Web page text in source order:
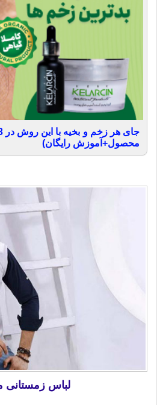
محصول+آموزش رایگان)
لباس زمستانی